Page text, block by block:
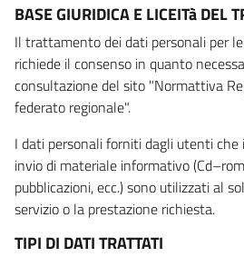
BASE GIURIDICA E LICEITà DEL
Il trattamento dei dati personali per
richiede il consenso in quanto
consultazione del sito "Normattiva
federato regionale".
I dati personali forniti dagli utenti
invio di materiale informativo
pubblicazioni, ecc.) sono utilizzati al
servizio o la prestazione richiesta.
TIPI DI DATI TRATTATI